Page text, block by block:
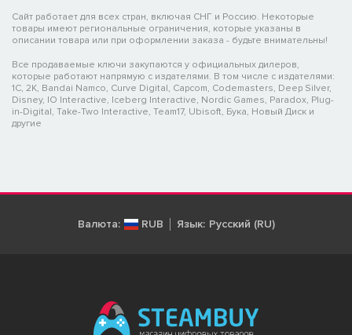
Сайт работает для всех стран, включая СНГ и Россию. Некоторые
товары имеют региональные ограничения, которые указаны в
описании товара или при оформлении заказа - будьте внимательны!
Все продаваемые ключи закупаются у официальных дилеров,
которые работают напрямую с издателями. В том числе с издателями:
1C, 2K, Bandai Namco, Curve Digital, Capcom, Codemasters, Deep Silver,
Disney, IO Interactive, Iceberg Interactive, Nordic Games, Paradox, Plug-
in-Digital, Take-Two Interactive, Team17, Ubisoft, Бука, Новый Диск и
другие
Валюта: RUB Язык: Русский (RU)